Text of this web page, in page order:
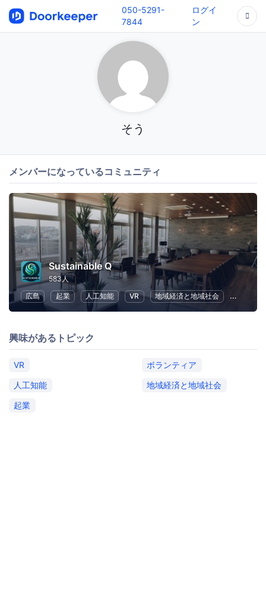
050-5291-
7844
ログイ
ン
そう
メンバーになっているコミュニティ
Sustainable Q
583人
広島
起業 人工知能 VR 地域経済と地域社会 ボランテ
興味があるトピック
VR
ボランティア
人工知能
地域経済と地域社会
起業